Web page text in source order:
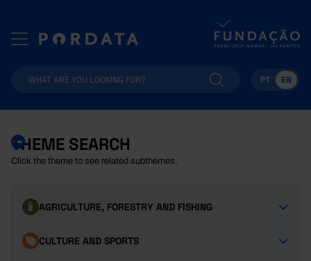
PT EN
THEME SEARCH
Click the theme to see related subthemes.
AGRICULTURE, FORESTRY AND FISHING
CULTURE AND SPORTS